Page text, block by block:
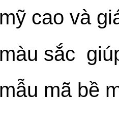
cao và
sắc
mã bề